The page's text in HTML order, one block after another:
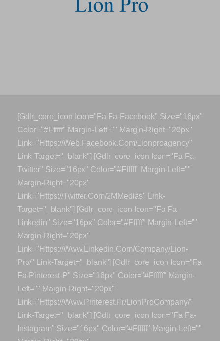
[gdlr_core_icon Icon="fa Fa-Facebook" Size="16px"
Color="#ffffff" Margin-Left="" Margin-Right="20px"
Link="https://web.facebook.com/lionproagency"
Link-Target="_blank"] [gdlr_core_icon Icon="fa Fa-
Twitter" Size="16px" Color="#ffffff" Margin-Left=""
Margin-Right="20px"
Link="https://twitter.com/2MMedias" Link-
Target="_blank"] [gdlr_core_icon Icon="fa Fa-
Linkedin" Size="16px" Color="#ffffff" Margin-Left=""
Margin-Right="20px"
Link="https://www.linkedin.com/company/lion-
Pro/" Link-Target="_blank"] [gdlr_core_icon Icon="fa
Fa-Pinterest-P" Size="16px" Color="#ffffff" Margin-
Left="" Margin-Right="20px"
Link="https://www.pinterest.fr/LionProCompany/"
Link-Target="_blank"] [gdlr_core_icon Icon="fa Fa-
Instagram" Size="16px" Color="#ffffff" Margin-Left=""